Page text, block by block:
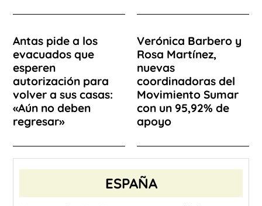
Antas pide a los
evacuados que
esperen
autorización para
volver a sus casas:
«Aún no deben
regresar»
Verónica Barbero y
Rosa Martínez,
nuevas
coordinadoras del
Movimiento Sumar
con un 95,92% de
apoyo
ESPAÑA